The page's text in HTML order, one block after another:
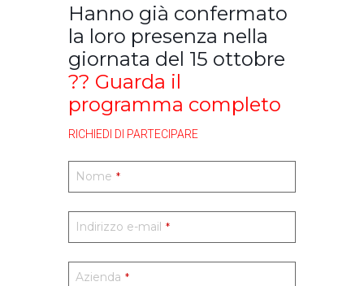
Hanno già confermato
la loro presenza nella
giornata del 15 ottobre
?? Guarda il
programma completo
RICHIEDI DI PARTECIPARE
Nome *
Indirizzo e-mail *
Azienda *